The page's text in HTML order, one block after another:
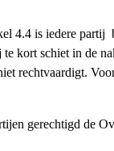
4.4 is iedere
kort schiet in de
rechtvaardigt.
gerechtigd de